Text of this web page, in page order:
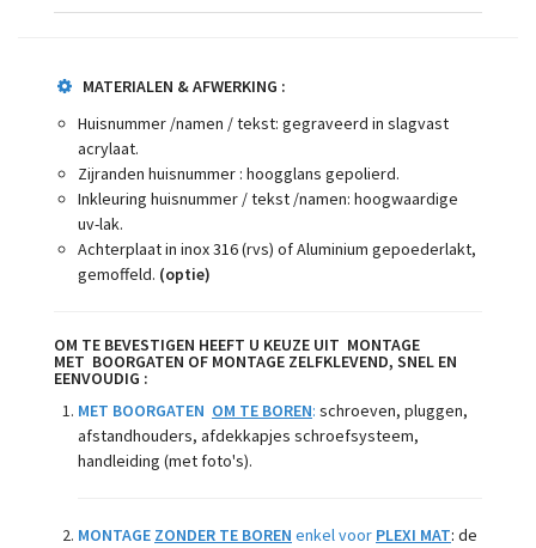
MATERIALEN & AFWERKING :
Huisnummer /namen / tekst: gegraveerd in slagvast
acrylaat.
Zijranden huisnummer : hoogglans gepolierd.
Inkleuring huisnummer / tekst /namen: hoogwaardige
uv-lak.
Achterplaat in inox 316 (rvs) of Aluminium gepoederlakt,
gemoffeld. (optie)
OM TE BEVESTIGEN HEEFT U KEUZE UIT MONTAGE
MET BOORGATEN OF MONTAGE ZELFKLEVEND, SNEL EN
EENVOUDIG :
MET BOORGATEN OM TE BOREN: schroeven, pluggen,
afstandhouders, afdekkapjes schroefsysteem,
handleiding (met foto's).
MONTAGE ZONDER TE BOREN enkel voor PLEXI MAT: de